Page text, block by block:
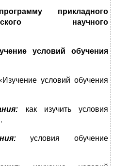
прикладного
научного
условий обучения
условий обучения
как изучить условия
условия обучение